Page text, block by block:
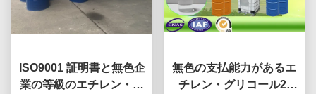
ISO9001 証明書と無色企
業の等級のエチレン・グ
無色の支払能力があるエ
チレン・グリコール2-